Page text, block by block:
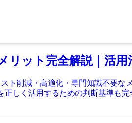
ット完全解説｜活用
削減・高適化・専門知識不要な
しく活用するための判断基準も完